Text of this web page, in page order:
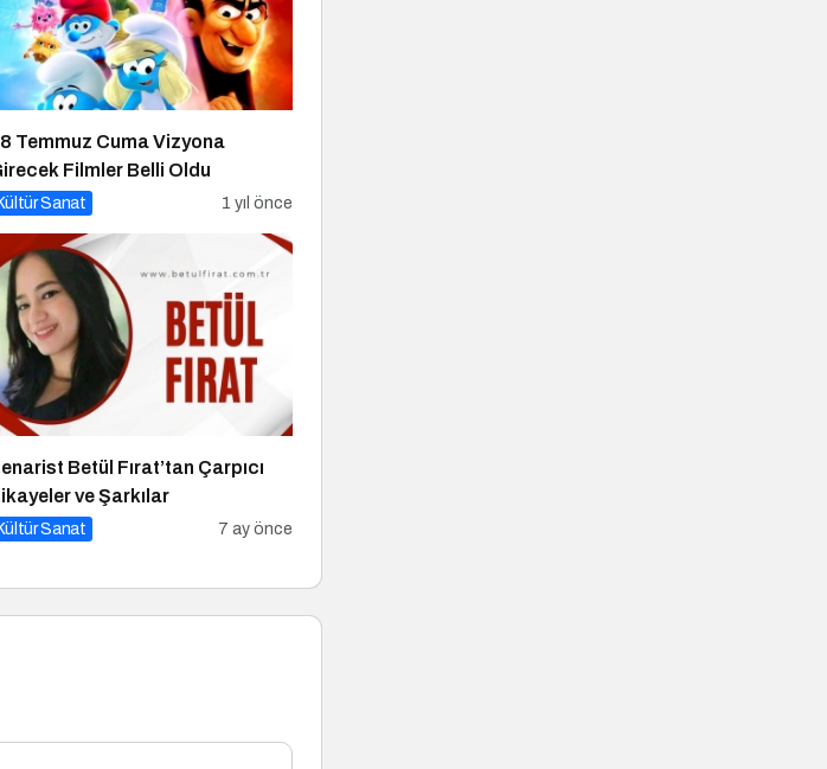
Temmuz Cuma Vizyona
Filmler Belli Oldu
Sanat 1 yıl önce
Betül Fırat’tan Çarpıcı
ve Şarkılar
Sanat 7 ay önce